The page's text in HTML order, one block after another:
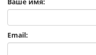
Email: